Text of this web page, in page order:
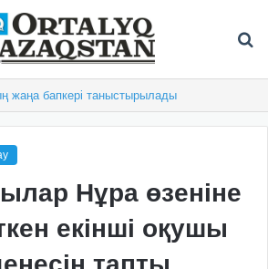
жаңа бапкері таныстырылады
Нұра өзеніне
екінші оқушы